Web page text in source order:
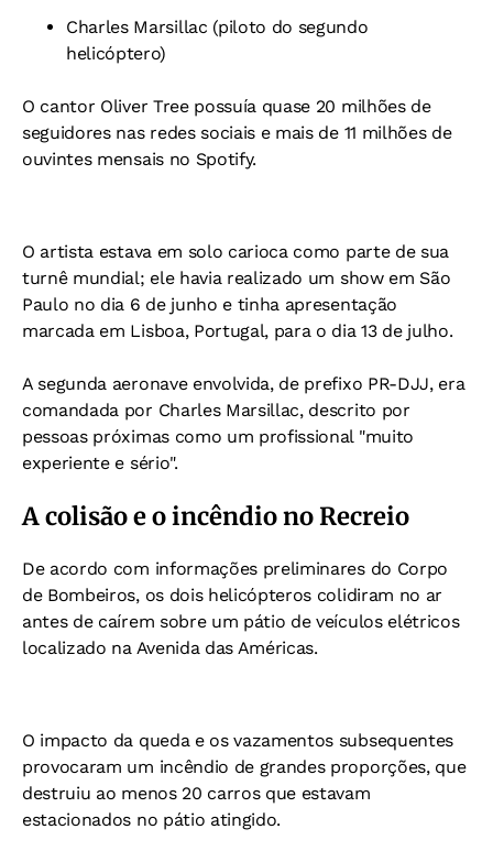
Charles Marsillac (piloto do segundo
helicóptero)
O cantor Oliver Tree possuía quase 20 milhões de
seguidores nas redes sociais e mais de 11 milhões de
ouvintes mensais no Spotify.
O artista estava em solo carioca como parte de sua
turnê mundial; ele havia realizado um show em São
Paulo no dia 6 de junho e tinha apresentação
marcada em Lisboa, Portugal, para o dia 13 de julho.
A segunda aeronave envolvida, de prefixo PR-DJJ, era
comandada por Charles Marsillac, descrito por
pessoas próximas como um profissional "muito
experiente e sério".
A colisão e o incêndio no Recreio
De acordo com informações preliminares do Corpo
de Bombeiros, os dois helicópteros colidiram no ar
antes de caírem sobre um pátio de veículos elétricos
localizado na Avenida das Américas.
O impacto da queda e os vazamentos subsequentes
provocaram um incêndio de grandes proporções, que
destruiu ao menos 20 carros que estavam
estacionados no pátio atingido.